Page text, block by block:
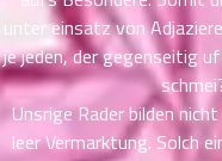
unter einsatz von
je jeden, der gegenseitig
Unsrige Rader bilden
leer Vermarktung. Solch
ตอน
ที่
ม
26
ตอน
ที่